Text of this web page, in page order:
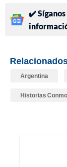
✔️ Síganos
Argentina
Historias